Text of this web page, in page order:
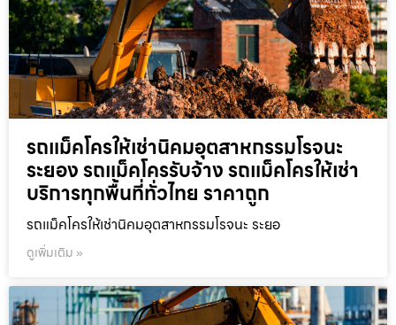
รถแม็คโครให้เช่านิคมอุตสาหกรรมโรจนะ
ระยอง รถแม็คโครรับจ้าง รถแม็คโครให้เช่า
บริการทุกพื้นที่ทั่วไทย ราคาถูก
รถแม็คโครให้เช่านิคมอุตสาหกรรมโรจนะ ระยอ
ดูเพิ่มเติม »